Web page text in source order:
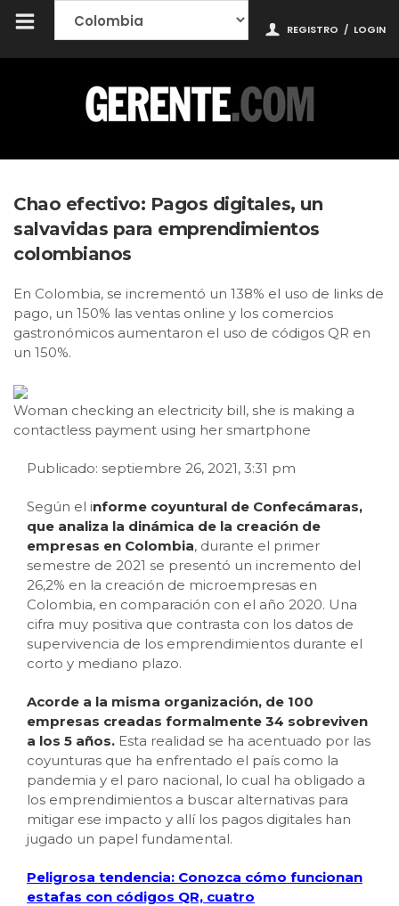
REGISTRO / LOGIN
Chao efectivo: Pagos digitales, un
salvavidas para emprendimientos
colombianos
En Colombia, se incrementó un 138% el uso de links de
pago, un 150% las ventas online y los comercios
gastronómicos aumentaron el uso de códigos QR en
un 150%.
Woman checking an electricity bill, she is making a
contactless payment using her smartphone
Publicado: septiembre 26, 2021, 3:31 pm
Según el informe coyuntural de Confecámaras,
que analiza la dinámica de la creación de
empresas en Colombia, durante el primer
semestre de 2021 se presentó un incremento del
26,2% en la creación de microempresas en
Colombia, en comparación con el año 2020. Una
cifra muy positiva que contrasta con los datos de
supervivencia de los emprendimientos durante el
corto y mediano plazo.
Acorde a la misma organización, de 100
empresas creadas formalmente 34 sobreviven
a los 5 años. Esta realidad se ha acentuado por las
coyunturas que ha enfrentado el país como la
pandemia y el paro nacional, lo cual ha obligado a
los emprendimientos a buscar alternativas para
mitigar ese impacto y allí los pagos digitales han
jugado un papel fundamental.
Peligrosa tendencia: Conozca cómo funcionan
estafas con códigos QR, cuatro